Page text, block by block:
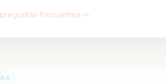
frecuentes →